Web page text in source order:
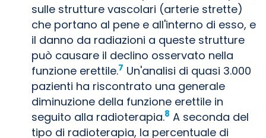
sulle strutture vascolari (arterie strette)
che portano al pene e all'interno di esso, e
il danno da radiazioni a queste strutture
può causare il declino osservato nella
funzione erettile.7 Un'analisi di quasi 3.000
pazienti ha riscontrato una generale
diminuzione della funzione erettile in
seguito alla radioterapia.8 A seconda del
tipo di radioterapia, la percentuale di